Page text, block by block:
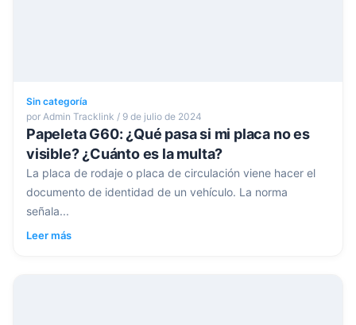
Sin categoría
por Admin Tracklink / 9 de julio de 2024
Papeleta G60: ¿Qué pasa si mi placa no es
visible? ¿Cuánto es la multa?
La placa de rodaje o placa de circulación viene hacer el
documento de identidad de un vehículo. La norma
señala...
Leer más